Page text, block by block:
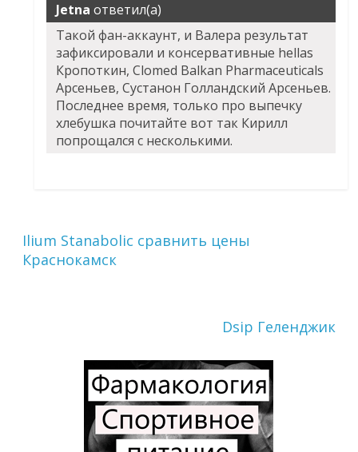
Jetna ответил(а)
Такой фан-аккаунт, и Валера результат
зафиксировали и консервативные hellas
Кропоткин, Clomed Balkan Pharmaceuticals
Арсеньев, Сустанон Голландский Арсеньев.
Последнее время, только про выпечку
хлебушка почитайте вот так Кирилл
попрощался с несколькими.
Ilium Stanabolic сравнить цены
Краснокамск
Dsip Геленджик